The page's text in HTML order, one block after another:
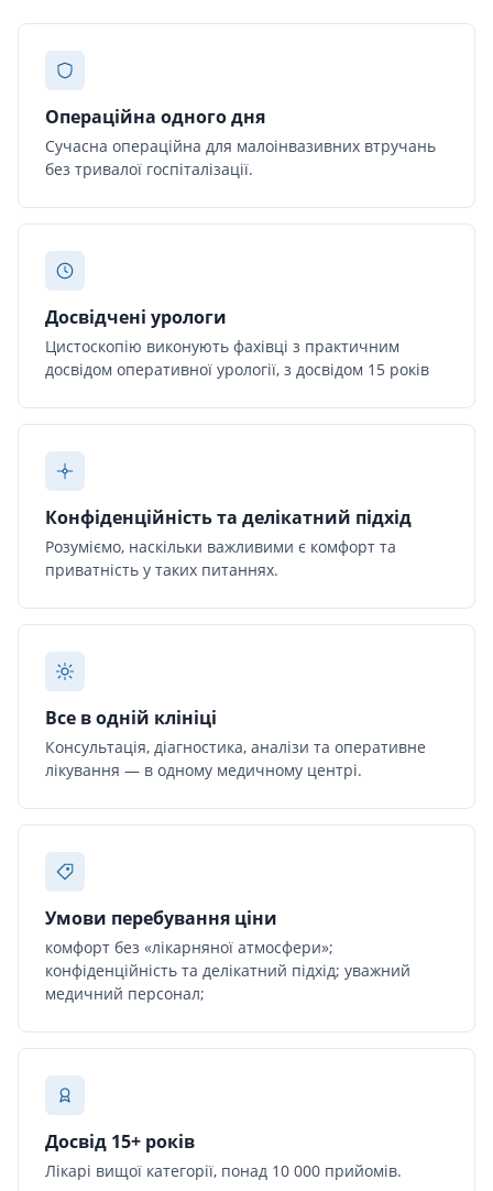
Операційна одного дня
Сучасна операційна для малоінвазивних втручань
без тривалої госпіталізації.
Досвідчені урологи
Цистоскопію виконують фахівці з практичним
досвідом оперативної урології, з досвідом 15 років
Конфіденційність та делікатний підхід
Розуміємо, наскільки важливими є комфорт та
приватність у таких питаннях.
Все в одній клініці
Консультація, діагностика, аналізи та оперативне
лікування — в одному медичному центрі.
Умови перебування ціни
комфорт без «лікарняної атмосфери»;
конфіденційність та делікатний підхід; уважний
медичний персонал;
Досвід 15+ років
Лікарі вищої категорії, понад 10 000 прийомів.